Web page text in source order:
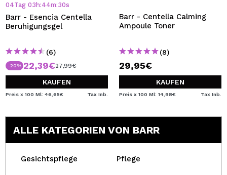
04Tag 03 h:44m:30s
Barr - Esencia Centella
Beruhigungsgel
(6)
-20% 22,39€27,99€
KAUFEN
Preis x 100 Ml: 46,65€ Tax Inb.
Barr - Centella Calming
Ampoule Toner
(8)
29,95€
KAUFEN
Preis x 100 Ml: 14,98€ Tax Inb.
ALLE KATEGORIEN VON BARR
Gesichtspflege Pflege